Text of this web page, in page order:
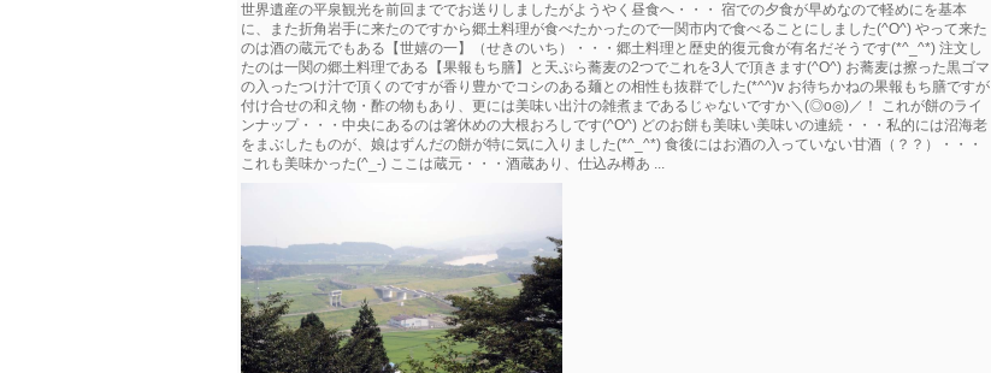
世界遺産の平泉観光を前回まででお送りしましたがようやく昼食へ・・・ 宿での夕食が早めなので軽めにを基本
に、また折角岩手に来たのですから郷土料理が食べたかったので一関市内で食べることにしました(^O^) やって来た
のは酒の蔵元でもある【世嬉の一】（せきのいち）・・・郷土料理と歴史的復元食が有名だそうです(*^_^*) 注文し
たのは一関の郷土料理である【果報もち膳】と天ぷら蕎麦の2つでこれを3人で頂きます(^O^) お蕎麦は擦った黒ゴマ
の入ったつけ汁で頂くのですが香り豊かでコシのある麺との相性も抜群でした(*^^)v お待ちかねの果報もち膳ですが
付け合せの和え物・酢の物もあり、更には美味い出汁の雑煮まであるじゃないですか＼(◎o◎)／！ これが餅のライ
ンナップ・・・中央にあるのは箸休めの大根おろしです(^O^) どのお餅も美味い美味いの連続・・・私的には沼海老
をまぶしたものが、娘はずんだの餅が特に気に入りました(*^_^*) 食後にはお酒の入っていない甘酒（？？）・・・
これも美味かった(^_-) ここは蔵元・・・酒蔵あり、仕込み樽あ ...